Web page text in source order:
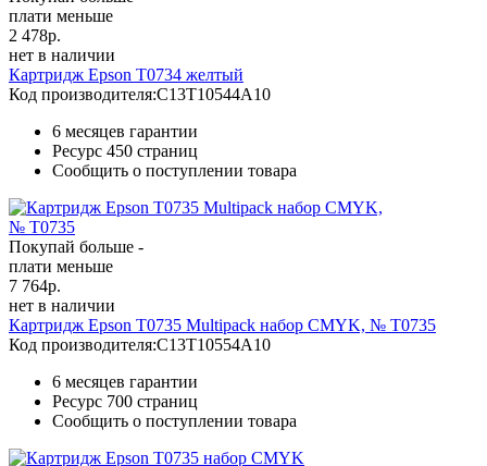
плати меньше
2 478р.
нет в наличии
Картридж Epson T0734 желтый
Код производителя:C13T10544A10
6 месяцев гарантии
Ресурс 450 страниц
Сообщить о поступлении товара
Покупай больше -
плати меньше
7 764р.
нет в наличии
Картридж Epson T0735 Multipack набор CMYK, № T0735
Код производителя:C13T10554A10
6 месяцев гарантии
Ресурс 700 страниц
Сообщить о поступлении товара